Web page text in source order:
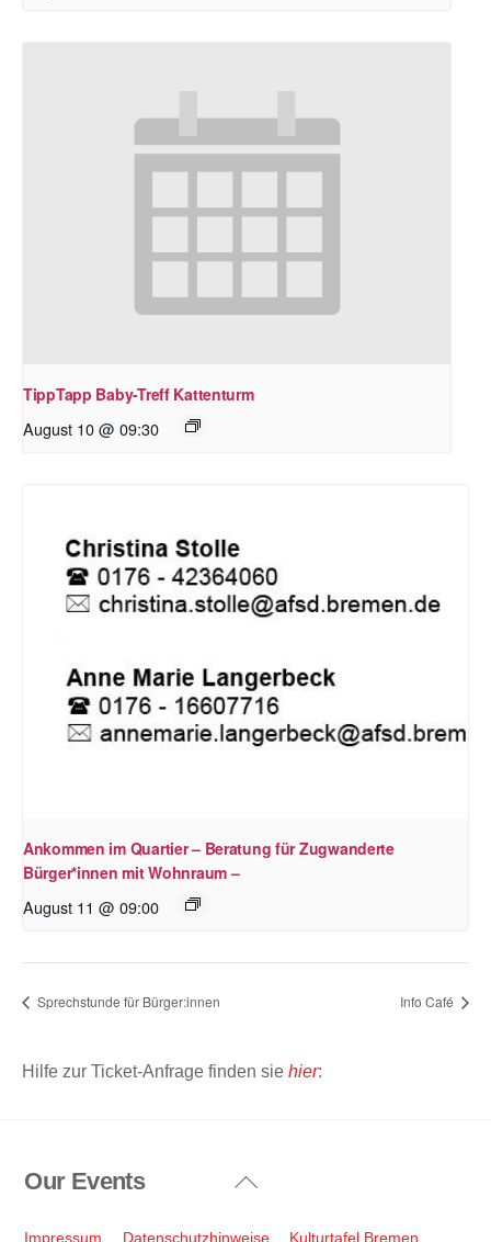
TippTapp Baby-Treff Kattenturm
August 10 @ 09:30
Ankommen im Quartier – Beratung für Zugwanderte
Bürger*innen mit Wohnraum –
August 11 @ 09:00
Sprechstunde für Bürger:innen Info Café
Hilfe zur Ticket-Anfrage finden sie hier:
Back
Top
Our Events
Impressum Datenschutzhinweise Kulturtafel Bremen